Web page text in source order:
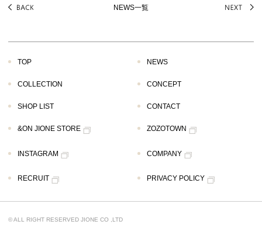
NEWS一覧
TOP NEWS
COLLECTION CONCEPT
SHOP LIST CONTACT
&ON JIONE STORE ZOZOTOWN
INSTAGRAM COMPANY
RECRUIT PRIVACY POLICY
© ALL RIGHT RESERVED JIONE CO ,LTD